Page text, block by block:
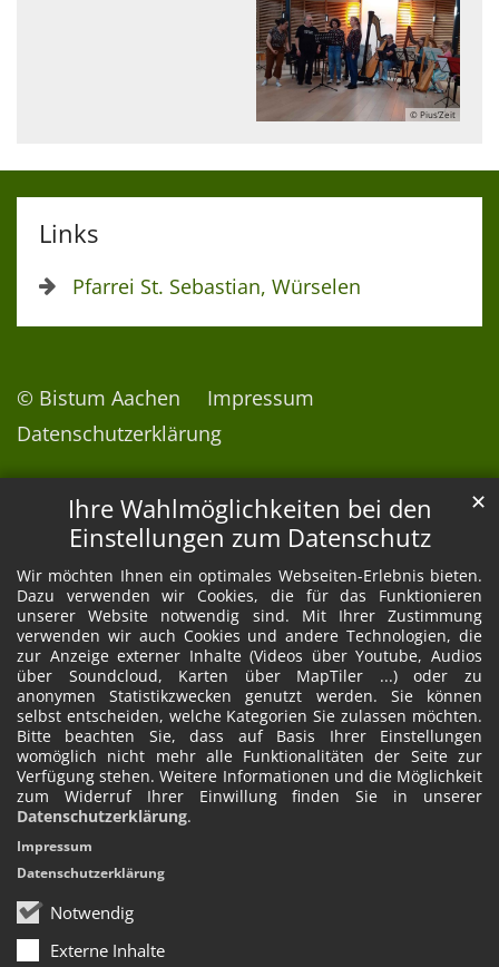
Ihre Wahlmöglichkeiten bei den
Einstellungen zum Datenschutz
Wir möchten Ihnen ein optimales Webseiten-Erlebnis bieten.
Dazu verwenden wir Cookies, die für das Funktionieren
unserer Website notwendig sind. Mit Ihrer Zustimmung
verwenden wir auch Cookies und andere Technologien, die
zur Anzeige externer Inhalte (Videos über Youtube, Audios
über Soundcloud, Karten über MapTiler ...) oder zu
anonymen Statistikzwecken genutzt werden. Sie können
selbst entscheiden, welche Kategorien Sie zulassen möchten.
Bitte beachten Sie, dass auf Basis Ihrer Einstellungen
womöglich nicht mehr alle Funktionalitäten der Seite zur
Verfügung stehen. Weitere Informationen und die Möglichkeit
zum Widerruf Ihrer Einwillung finden Sie in unserer
Datenschutzerklärung.
Notwendig
Externe Inhalte
✕
Impressum
Datenschutzerklärung
© Pius’Zeit
Links
Pfarrei St. Sebastian, Würselen
© Bistum Aachen
Impressum
Datenschutzerklärung